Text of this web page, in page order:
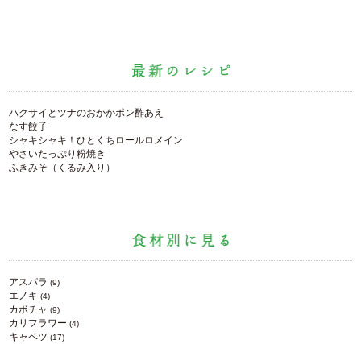
ハクサイとツナのおかかポン酢あえ
なす餃子
シャキシャキ！ひとくちロールロメイン
やさいたっぷり粉焼き
ふきみそ（くるみ入り）
アスパラ (9)
エノキ (4)
カボチャ (9)
カリフラワー (4)
キャベツ (17)